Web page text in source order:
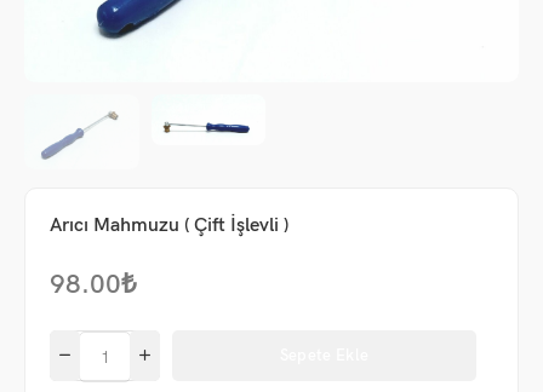
Arıcı Mahmuzu ( Çift İşlevli )
98.00₺